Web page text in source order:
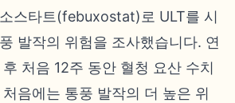
스타트(febuxostat)로 ULT를 시
발작의 위험을 조사했습니다. 연
처음 12주 동안 혈청 요산 수치
음에는 통풍 발작의 더 높은 위